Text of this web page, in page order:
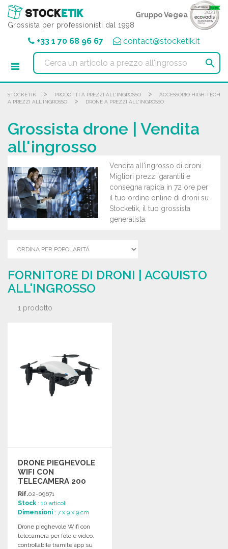
Grossista per professionisti dal 1998
Gruppo Vegea
+33 1 70 68 96 67 contact@stocketik.it

STOCKETIK > PRODOTTI A PREZZI ALL'INGROSSO >
ACCESSORIO HIGH-TECH
A PREZZI ALL'INGROSSO
> DRONE A PREZZI ALL'INGROSSO
Grossista drone | Vendita
all'ingrosso
Vendita all'ingrosso di droni.
Migliori prezzi garantiti e
consegna rapida in 72 ore per
il tuo ordine online di droni su
Stocketik, il tuo grossista
generalista.
FORNITORE DI DRONI | ACQUISTO
ALL'INGROSSO
1 prodotto
DRONE PIEGHEVOLE
WIFI CON
TELECAMERA 200
MAH
Rif.02-09671
Stock : 10 articoli
Dimensioni : 7 x 9 x 9 cm
Drone pieghevole Wifi con
telecamera per foto e video,
controllabile tramite app su
Pannello di gestione dei cookies